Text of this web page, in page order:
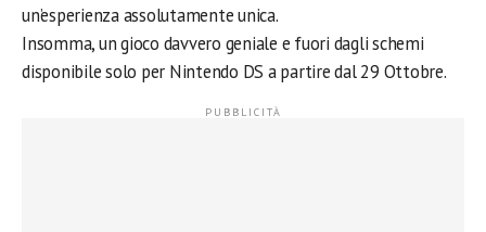
un’esperienza assolutamente unica.
Insomma, un gioco davvero geniale e fuori dagli schemi
disponibile solo per Nintendo DS a partire dal 29 Ottobre.